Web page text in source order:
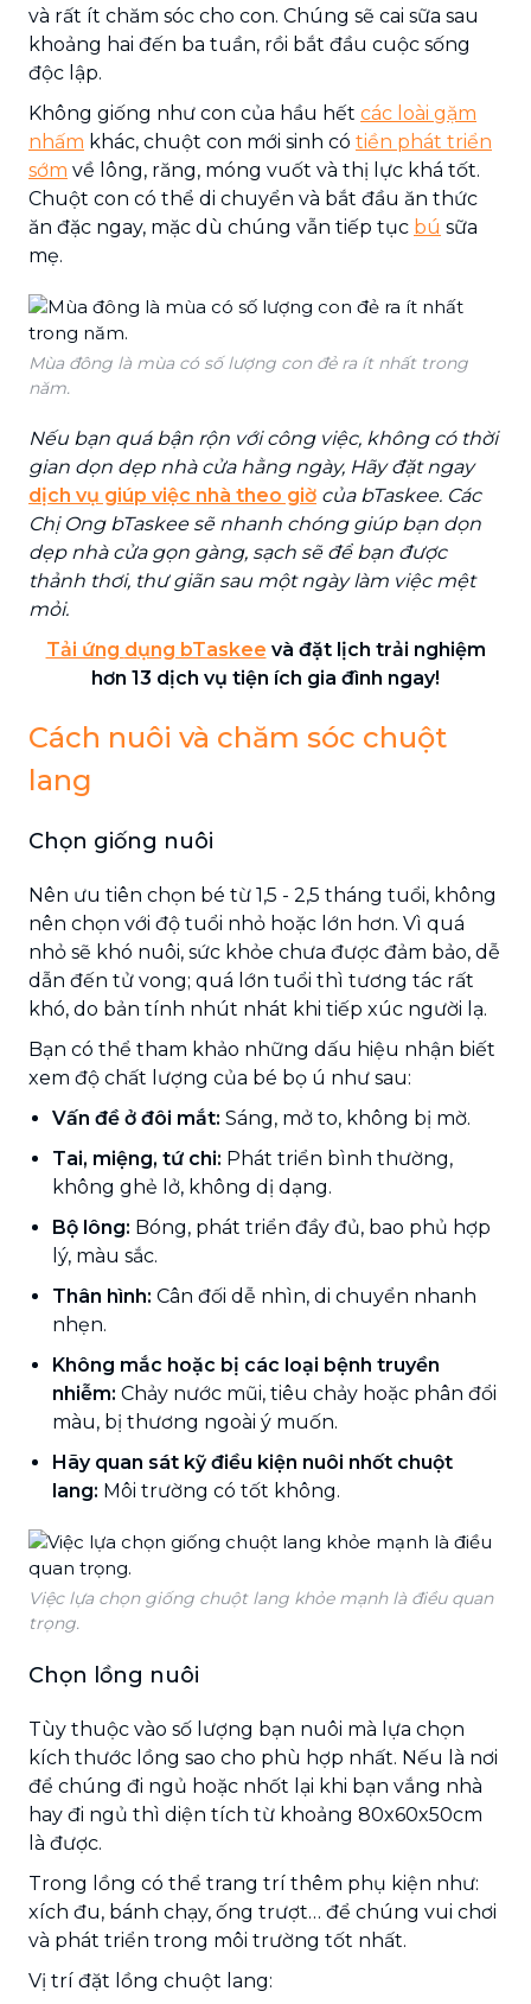
và rất ít chăm sóc cho con. Chúng sẽ cai sữa sau
khoảng hai đến ba tuần, rồi bắt đầu cuộc sống
độc lập.
Không giống như con của hầu hết các loài gặm
nhấm khác, chuột con mới sinh có tiền phát triển
sớm về lông, răng, móng vuốt và thị lực khá tốt.
Chuột con có thể di chuyển và bắt đầu ăn thức
ăn đặc ngay, mặc dù chúng vẫn tiếp tục bú sữa
mẹ.
Mùa đông là mùa có số lượng con đẻ ra ít nhất trong
năm.
Nếu bạn quá bận rộn với công việc, không có thời
gian dọn dẹp nhà cửa hằng ngày, Hãy đặt ngay
dịch vụ giúp việc nhà theo giờ của bTaskee. Các
Chị Ong bTaskee sẽ nhanh chóng giúp bạn dọn
dẹp nhà cửa gọn gàng, sạch sẽ để bạn được
thảnh thơi, thư giãn sau một ngày làm việc mệt
mỏi.
Tải ứng dụng bTaskee và đặt lịch trải nghiệm
hơn 13 dịch vụ tiện ích gia đình ngay!
Cách nuôi và chăm sóc chuột
lang
Chọn giống nuôi
Nên ưu tiên chọn bé từ 1,5 - 2,5 tháng tuổi, không
nên chọn với độ tuổi nhỏ hoặc lớn hơn. Vì quá
nhỏ sẽ khó nuôi, sức khỏe chưa được đảm bảo, dễ
dẫn đến tử vong; quá lớn tuổi thì tương tác rất
khó, do bản tính nhút nhát khi tiếp xúc người lạ.
Bạn có thể tham khảo những dấu hiệu nhận biết
xem độ chất lượng của bé bọ ú như sau:
Vấn đề ở đôi mắt: Sáng, mở to, không bị mờ.
Tai, miệng, tứ chi: Phát triển bình thường,
không ghẻ lở, không dị dạng.
Bộ lông: Bóng, phát triển đầy đủ, bao phủ hợp
lý, màu sắc.
Thân hình: Cân đối dễ nhìn, di chuyển nhanh
nhẹn.
Không mắc hoặc bị các loại bệnh truyền
nhiễm: Chảy nước mũi, tiêu chảy hoặc phân đổi
màu, bị thương ngoài ý muốn.
Hãy quan sát kỹ điều kiện nuôi nhốt chuột
lang: Môi trường có tốt không.
Việc lựa chọn giống chuột lang khỏe mạnh là điều quan
trọng.
Chọn lồng nuôi
Tùy thuộc vào số lượng bạn nuôi mà lựa chọn
kích thước lồng sao cho phù hợp nhất. Nếu là nơi
để chúng đi ngủ hoặc nhốt lại khi bạn vắng nhà
hay đi ngủ thì diện tích từ khoảng 80x60x50cm
là được.
Trong lồng có thể trang trí thêm phụ kiện như:
xích đu, bánh chạy, ống trượt… để chúng vui chơi
và phát triển trong môi trường tốt nhất.
Vị trí đặt lồng chuột lang: